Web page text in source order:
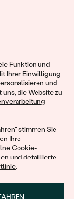
Funktion und
Ihrer Einwilligung
und
uns, die Website zu
stimmen Sie
Ihre
Cookie-
und detaillierte
.
und